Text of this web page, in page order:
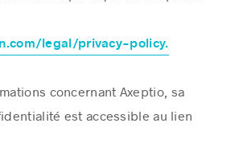
legal/privacy-policy.
concernant Axeptio, sa
est accessible au lien